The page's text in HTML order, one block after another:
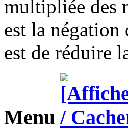
multipliée des
est la négation
est de réduire
Menu